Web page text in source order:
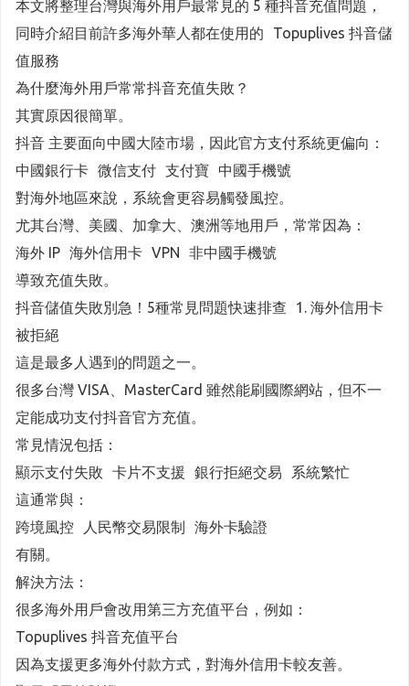
本文將整理台灣與海外用戶最常見的 5 種抖音充值問題，
同時介紹目前許多海外華人都在使用的 Topuplives 抖音儲
值服務
為什麼海外用戶常常抖音充值失敗？
其實原因很簡單。
抖音 主要面向中國大陸市場，因此官方支付系統更偏向：
中國銀行卡 微信支付 支付寶 中國手機號
對海外地區來說，系統會更容易觸發風控。
尤其台灣、美國、加拿大、澳洲等地用戶，常常因為：
海外 IP 海外信用卡 VPN 非中國手機號
導致充值失敗。
抖音儲值失敗別急！5種常見問題快速排查 1. 海外信用卡
被拒絕
這是最多人遇到的問題之一。
很多台灣 VISA、MasterCard 雖然能刷國際網站，但不一
定能成功支付抖音官方充值。
常見情況包括：
顯示支付失敗 卡片不支援 銀行拒絕交易 系統繁忙
這通常與：
跨境風控 人民幣交易限制 海外卡驗證
有關。
解決方法：
很多海外用戶會改用第三方充值平台，例如：
Topuplives 抖音充值平台
因為支援更多海外付款方式，對海外信用卡較友善。